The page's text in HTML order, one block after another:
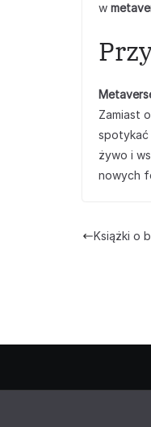
w
Zamiast
spotykać
żywo i
nowych
Książki o